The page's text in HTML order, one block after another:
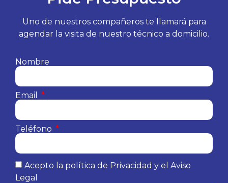
Uno de nuestros compañeros te llamará para
agendar la visita de nuestro técnico a domicilio.
Nombre
Email
Teléfono
Acepto la política de Privacidad y el Aviso
Legal